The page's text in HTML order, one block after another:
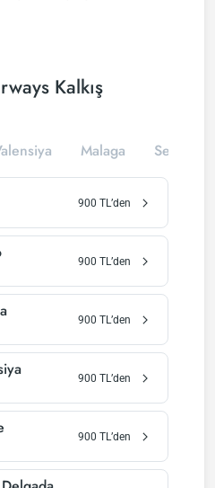
Kalkış
Malaga Seville
900 TL’den
900 TL’den
900 TL’den
900 TL’den
900 TL’den